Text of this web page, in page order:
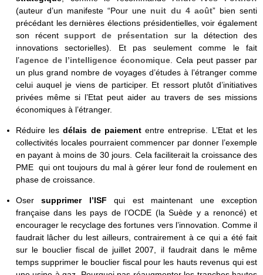
(auteur d’un manifeste “Pour une nuit du 4 août” bien senti
précédant les dernières élections présidentielles, voir également
son récentsupport de présentation sur la détection des
innovations sectorielles). Et pas seulement comme le fait
l’agence de l’intelligence économique . Cela peut passer par
un plus grand nombre de voyages d’études à l’étranger comme
celui auquel je viens de participer. Et ressort plutôt d’initiatives
privées même si l’Etat peut aider au travers de ses missions
économiques à l’étranger.
Réduire lesdélais de paiemententre entreprise. L’Etat et les
collectivités locales pourraient commencer par donner l’exemple
en payant à moins de 30 jours. Cela faciliterait la croissance des
PME qui ont toujours du mal à gérer leur fond de roulement en
phase de croissance.
Osersupprimer l’ISFqui est maintenant une exception
française dans les pays de l’OCDE (la Suède y a renoncé) et
encourager le recyclage des fortunes vers l’innovation. Comme il
faudrait lâcher du lest ailleurs, contrairement à ce qui a été fait
sur le bouclier fiscal de juillet 2007, il faudrait dans le même
temps supprimer le bouclier fiscal pour les hauts revenus qui est